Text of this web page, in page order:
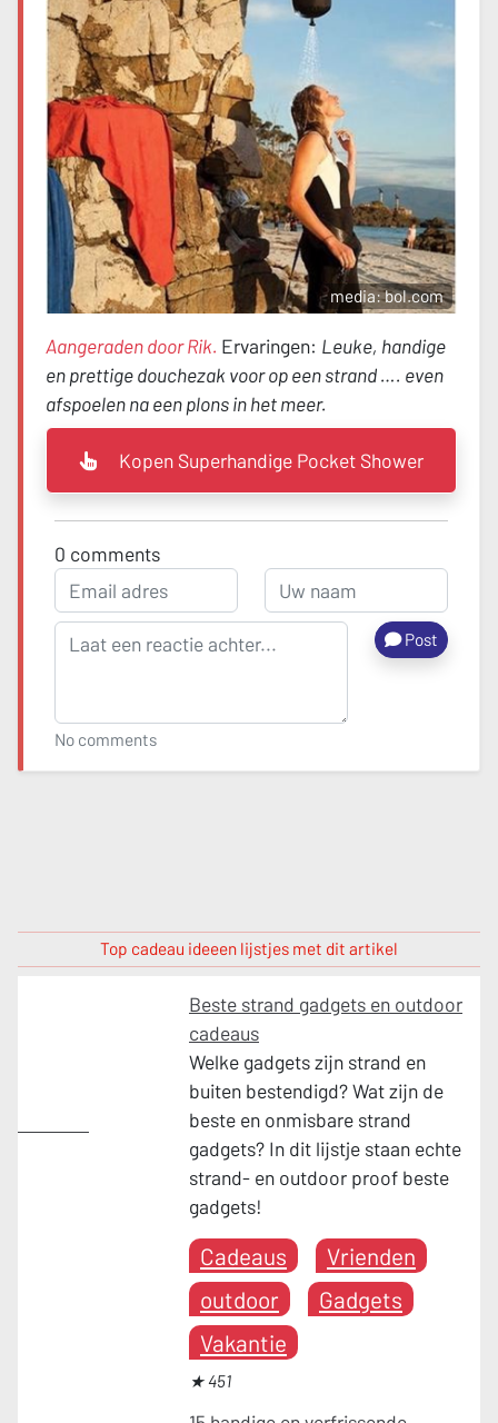
media: bol.com
Aangeraden door Rik. Ervaringen: Leuke, handige
en prettige douchezak voor op een strand …. even
afspoelen na een plons in het meer.
Kopen Superhandige Pocket Shower
0 comments
Post
No comments
Top cadeau ideeen lijstjes met dit artikel
Beste strand gadgets en outdoor
cadeaus
Welke gadgets zijn strand en
buiten bestendigd? Wat zijn de
beste en onmisbare strand
gadgets? In dit lijstje staan echte
strand- en outdoor proof beste
gadgets!
Cadeaus
Vrienden
outdoor
Gadgets
Vakantie
★ 451